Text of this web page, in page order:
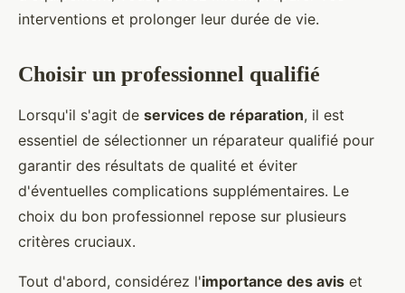
interventions et prolonger leur durée de vie.
Choisir un professionnel qualifié
Lorsqu'il s'agit de services de réparation, il est
essentiel de sélectionner un réparateur qualifié pour
garantir des résultats de qualité et éviter
d'éventuelles complications supplémentaires. Le
choix du bon professionnel repose sur plusieurs
critères cruciaux.
Tout d'abord, considérez l'importance des avis et